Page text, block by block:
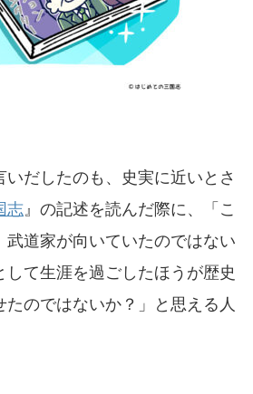
だしたのも、史実に近いとさ
志』の記述を読んだ際に、「こ
武道家が向いていたのではない
して生涯を過ごしたほうが歴史
たのではないか？」と思える人